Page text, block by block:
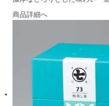
商品詳細へ